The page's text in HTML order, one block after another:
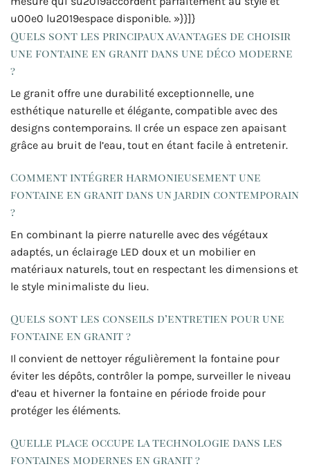
u00e0 lu2019espace disponible. »}}]}
Quels sont les principaux avantages de choisir
une fontaine en granit dans une déco moderne
?
Le granit offre une durabilité exceptionnelle, une
esthétique naturelle et élégante, compatible avec des
designs contemporains. Il crée un espace zen apaisant
grâce au bruit de l’eau, tout en étant facile à entretenir.
Comment intégrer harmonieusement une
fontaine en granit dans un jardin contemporain
?
En combinant la pierre naturelle avec des végétaux
adaptés, un éclairage LED doux et un mobilier en
matériaux naturels, tout en respectant les dimensions et
le style minimaliste du lieu.
Quels sont les conseils d’entretien pour une
fontaine en granit ?
Il convient de nettoyer régulièrement la fontaine pour
éviter les dépôts, contrôler la pompe, surveiller le niveau
d’eau et hiverner la fontaine en période froide pour
protéger les éléments.
Quelle place occupe la technologie dans les
fontaines modernes en granit ?